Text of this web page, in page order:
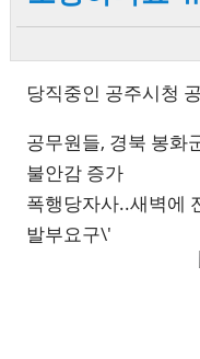
당직중인 공주시청
공무원들, 경북 봉화
불안감 증가
폭행당자사..새벽에
발부요구\'